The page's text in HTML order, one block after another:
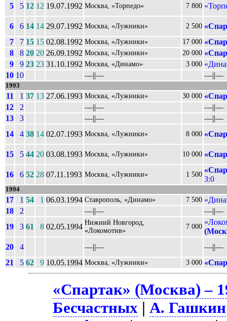
5
5 12 12 19.07.1992 Москва, «Торпедо» 7 800
6 6 14 14 29.07.1992 Москва, «Лужники» 2 500
7
7 15 15 02.08.1992 Москва, «Лужники» 17 000
8
8 20 20 26.09.1992 Москва, «Лужники» 20 000
9
9 23 23 31.10.1992 Москва, «Динамо» 3 000
10 10 ––||–– ––||––
1993
11 1 37 13 27.06.1993 Москва, «Лужники» 30 000
12
2 ––||––
––||––
13
3 ––||––
––||––
14
4 38 14 02.07.1993 Москва, «Лужники» 8 000
15 5 44 20 03.08.1993 Москва, «Лужники» 10 000
16 6 52 28 07.11.1993 Москва, «Лужники» 1 500
3:0
1994
17 1 54 1 06.03.1994 Ставрополь, «Динамо» 7 500
18
2 ––||––
––||––
19
3 61 8 02.05.1994 Нижний Новгород,
«Локомотив»
7 000
20
4 ––||––
––||––
21
5 62 9 10.05.1994 Москва, «Лужники» 3 000
«Спартак» (Москва) –
Бесчастных |А. Гашкин